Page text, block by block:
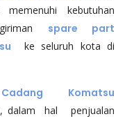
kebutuhan
spare part
ke seluruh kota di
Komatsu
dalam hal penjualan